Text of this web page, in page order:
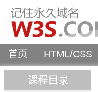
首页 HTML/CSS